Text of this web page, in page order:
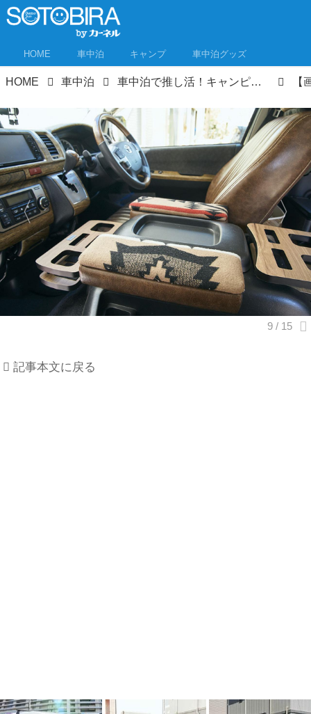
HOME 車中泊 キャンプ 車中泊グッズ
HOME 車中泊 車中泊で推し活！キャンピングカー購入も推しのため！母娘3人車中泊でジャニーズを追う！①
記事本文に戻る